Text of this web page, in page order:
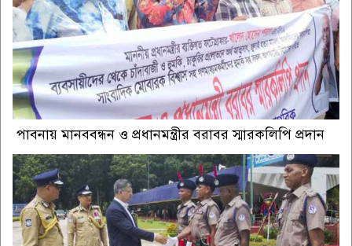
পাবনায় মানববন্ধন ও প্রধানমন্ত্রীর বরাবর স্মারকলিপি প্রদান